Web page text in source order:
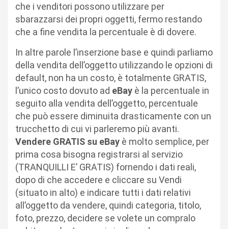
che i venditori possono utilizzare per
sbarazzarsi dei propri oggetti, fermo restando
che a fine vendita la percentuale è di dovere.
In altre parole l’inserzione base e quindi parliamo
della vendita dell’oggetto utilizzando le opzioni di
default, non ha un costo, è totalmente GRATIS,
l’unico costo dovuto ad eBay è la percentuale in
seguito alla vendita dell’oggetto, percentuale
che può essere diminuita drasticamente con un
trucchetto di cui vi parleremo più avanti.
Vendere GRATIS su eBay è molto semplice, per
prima cosa bisogna registrarsi al servizio
(TRANQUILLI E’ GRATIS) fornendo i dati reali,
dopo di che accedere e cliccare su Vendi
(situato in alto) e indicare tutti i dati relativi
all’oggetto da vendere, quindi categoria, titolo,
foto, prezzo, decidere se volete un compralo